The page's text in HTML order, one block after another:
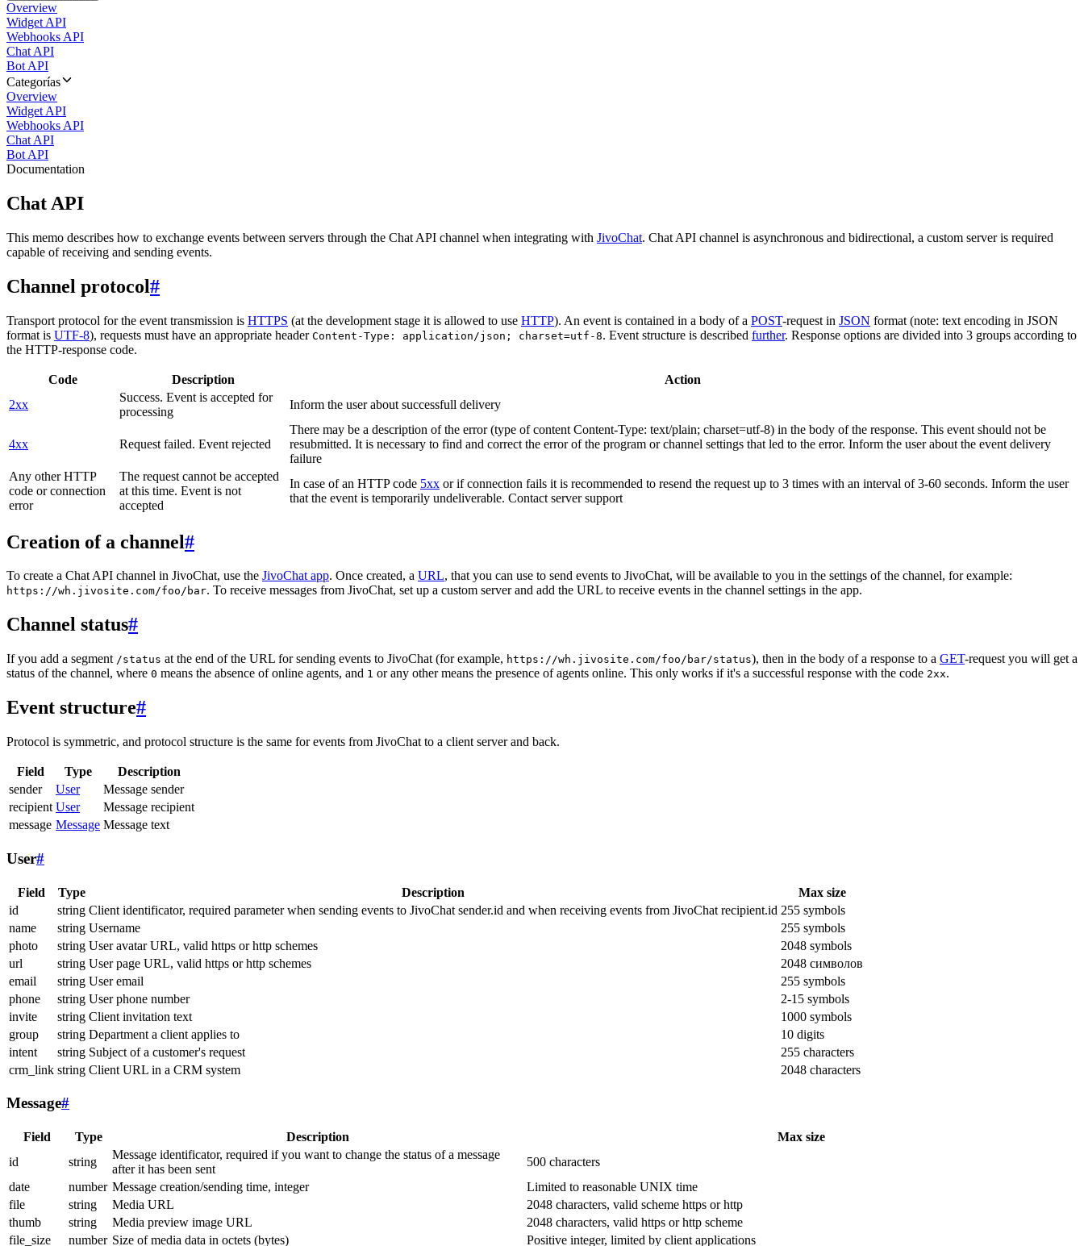
Overview
Widget API
Webhooks API
Chat API
Bot API
Categorías
Overview
Widget API
Webhooks API
Chat API
Bot API
Documentation
Chat API
This memo describes how to exchange events between servers through the Chat API channel when integrating with JivoChat. Chat API channel is asynchronous and bidirectional, a custom server is required
capable of receiving and sending events.
Channel protocol#
Transport protocol for the event transmission is HTTPS (at the development stage it is allowed to use HTTP). An event is contained in a body of a POST-request in JSON format (note: text encoding in JSON
format is UTF-8), requests must have an appropriate header Content-Type: application/json; charset=utf-8. Event structure is described further. Response options are divided into 3 groups according to
the HTTP-response code.
Code Description
Action
2xx
Success. Event is accepted for
processing
Inform the user about successfull delivery
4xx Request failed. Event rejected
There may be a description of the error (type of content Content-Type: text/plain; charset=utf-8) in the body of the response. This event should not be
resubmitted. It is necessary to find and correct the error of the program or channel settings that led to the error. Inform the user about the event delivery
failure
Any other HTTP
code or connection
error
The request cannot be accepted
at this time. Event is not
accepted
In case of an HTTP code 5xx or if connection fails it is recommended to resend the request up to 3 times with an interval of 3-60 seconds. Inform the user
that the event is temporarily undeliverable. Contact server support
Creation of a channel#
To create a Chat API channel in JivoChat, use the JivoChat app. Once created, a URL, that you can use to send events to JivoChat, will be available to you in the settings of the channel, for example:
https://wh.jivosite.com/foo/bar. To receive messages from JivoChat, set up a custom server and add the URL to receive events in the channel settings in the app.
Channel status#
If you add a segment /status at the end of the URL for sending events to JivoChat (for example, https://wh.jivosite.com/foo/bar/status), then in the body of a response to a GET-request you will get a
status of the channel, where 0 means the absence of online agents, and 1 or any other means the presence of agents online. This only works if it's a successful response with the code 2xx.
Event structure#
Protocol is symmetric, and protocol structure is the same for events from JivoChat to a client server and back.
Field Type
Description
sender
User
Message sender
recipient User
Message recipient
message Message Message text
User#
Field Type Description
Max size
id
string Client identificator, required parameter when sending events to JivoChat sender.id and when receiving events from JivoChat recipient.id 255 symbols
name
string Username
255 symbols
photo
string User avatar URL, valid https or http schemes
2048 symbols
url
string User page URL, valid https or http schemes
2048 символов
email
string User email
255 symbols
phone
string User phone number
2-15 symbols
invite
string Client invitation text
1000 symbols
group
string Department a client applies to
10 digits
intent
string Subject of a customer's request
255 characters
crm_link string Client URL in a CRM system 2048 characters
Message#
Field Type Description
Max size
id
string
Message identificator, required if you want to change the status of a message
after it has been sent
500 characters
date
number Message creation/sending time, integer
Limited to reasonable UNIX time
file
string Media URL
2048 characters, valid scheme https or http
thumb
string Media preview image URL
2048 characters, valid https or http scheme
file_size
number Size of media data in octets (bytes) Positive integer, limited by client applications